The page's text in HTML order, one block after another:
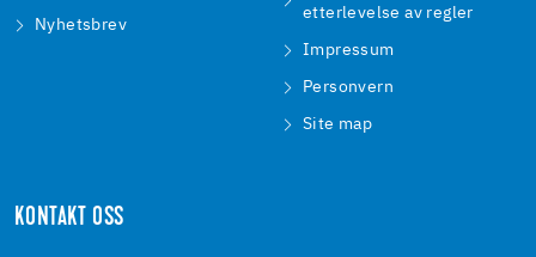
Nyhetsbrev
etterlevelse av regler
Impressum
Personvern
Site map
KONTAKT OSS